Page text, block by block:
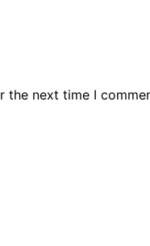
the next time I